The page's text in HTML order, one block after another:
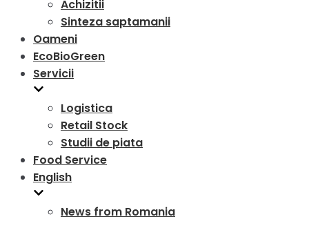
Achizitii
Sinteza saptamanii
Oameni
EcoBioGreen
Servicii
Logistica
Retail Stock
Studii de piata
Food Service
English
News from Romania